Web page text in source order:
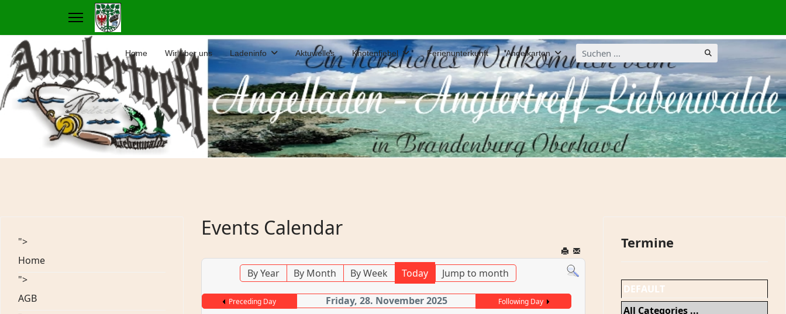
Home Wir über uns Ladeninfo Aktuwelles Knotenfiebel Ferienunterkunft Angelkarten
Suchen
...
">
Home
">
AGB
Events Calendar
By Year By Month By Week Today Jump to month
Preceding Day Friday, 28. November 2025 Following Day
Termine
DEFAULT
All Categories ...